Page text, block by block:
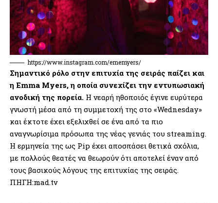
https://www.instagram.com/ememyers/
Σημαντικό ρόλο στην επιτυχία της σειράς παίζει και
η Emma Myers, η οποία συνεχίζει την εντυπωσιακή
ανοδική της πορεία. Η νεαρή ηθοποιός έγινε ευρύτερα
γνωστή μέσα από τη συμμετοχή της στο «Wednesday»
και έκτοτε έχει εξελιχθεί σε ένα από τα πιο
αναγνωρίσιμα πρόσωπα της νέας γενιάς του streaming.
Η ερμηνεία της ως Pip έχει αποσπάσει θετικά σχόλια,
με πολλούς θεατές να θεωρούν ότι αποτελεί έναν από
τους βασικούς λόγους της επιτυχίας της σειράς.
ΠΗΓΗ:mad.tv